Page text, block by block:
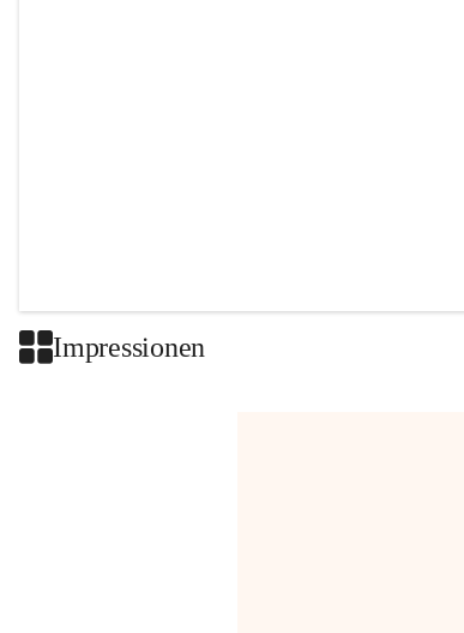
Impressionen